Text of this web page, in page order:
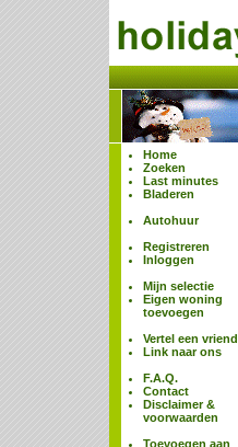
Home
Zoeken
Last minutes
Bladeren
Autohuur
Registreren
Inloggen
Mijn selectie
Eigen woning
toevoegen
Vertel een vriend
Link naar ons
F.A.Q.
Contact
Disclaimer &
voorwaarden
Toevoegen aan